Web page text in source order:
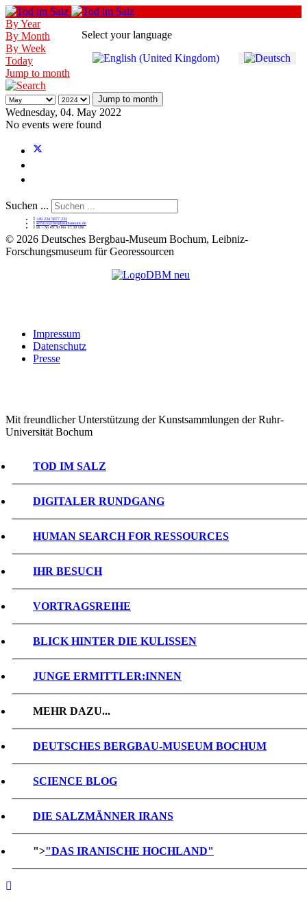
Select your language
By Year
By Month
By Week
Today
Jump to month
Jump to month
Wednesday, 04. May 2022
No events were found
Suchen ...
+49 234 5877 232
service@bergbaumuseum.de
Di - So 09:30 bis 17:30 Uhr
© 2026 Deutsches Bergbau-Museum Bochum, Leibniz-
Forschungsmuseum für Georessourcen
Impressum
Datenschutz
Presse
Mit freundlicher Unterstützung der Kunstsammlungen der Ruhr-
Universität Bochum
TOD IM SALZ
DIGITALER RUNDGANG
HUMAN SEARCH FOR RESSOURCES
IHR BESUCH
VORTRAGSREIHE
BLICK HINTER DIE KULISSEN
JUNGE ERMITTLER:INNEN
MEHR DAZU...
DEUTSCHES BERGBAU-MUSEUM BOCHUM
SCIENCE BLOG
DIE SALZMÄNNER IRANS
">"DAS IRANISCHE HOCHLAND"